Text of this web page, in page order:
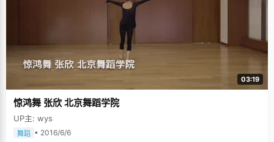
03:19
惊鸿舞 张欣 北京舞蹈学院
UP主: wys
舞蹈 • 2016/6/6